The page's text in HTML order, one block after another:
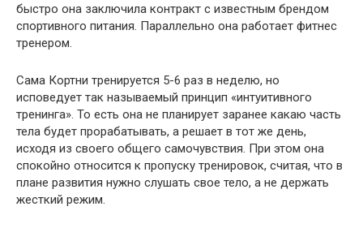
быстро она заключила контракт с известным брендом
спортивного питания. Параллельно она работает фитнес
тренером.
Сама Кортни тренируется 5-6 раз в неделю, но
исповедует так называемый принцип «интуитивного
тренинга». То есть она не планирует заранее какаю часть
тела будет прорабатывать, а решает в тот же день,
исходя из своего общего самочувствия. При этом она
спокойно относится к пропуску тренировок, считая, что в
плане развития нужно слушать свое тело, а не держать
жесткий режим.